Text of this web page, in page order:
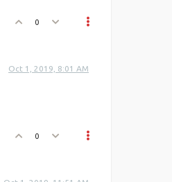
0
Oct 1, 2019, 8:01 AM
0